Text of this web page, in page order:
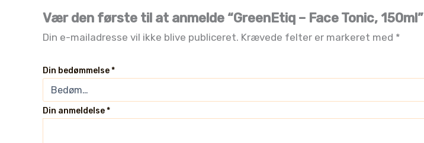
Vær den første til at anmelde “GreenEtiq – Face Tonic, 150ml”
Din e-mailadresse vil ikke blive publiceret. Krævede felter er markeret med *
Din bedømmelse*
Din anmeldelse*